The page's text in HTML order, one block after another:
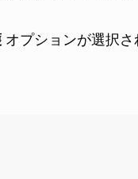
オプションが選択さ